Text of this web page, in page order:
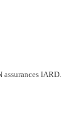
IARD.